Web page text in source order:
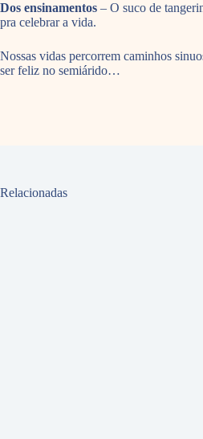
Dos ensinamentos – O suco de
pra celebrar a vida.
Nossas vidas percorrem caminhos
ser feliz no semiárido…
Relacionadas